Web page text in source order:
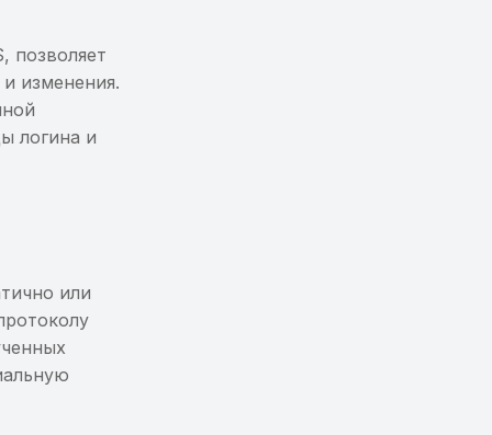
позволяет
изменения.
логина и
или